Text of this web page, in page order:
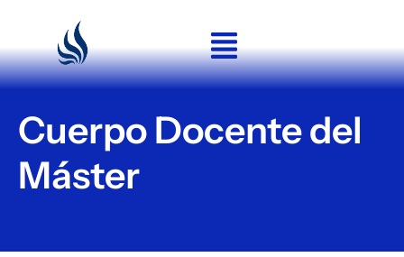
contenido
Cuerpo Docente del
Máster